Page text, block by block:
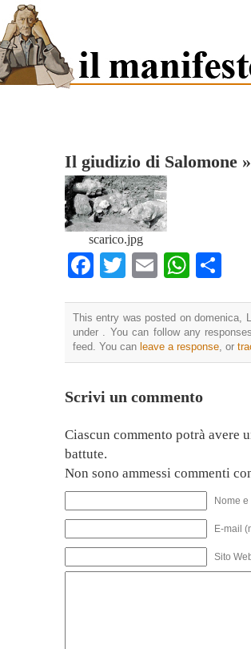
Il giudizio di Salomone
scarico.jpg
Facebook
Twitter
Email
This entry was posted on domenica,
under . You can follow any
feed. You can leave a response , or
Scrivi un commento
Ciascun commento potrà avere
battute.
Non sono ammessi commenti
Nome
E-mail
Sito